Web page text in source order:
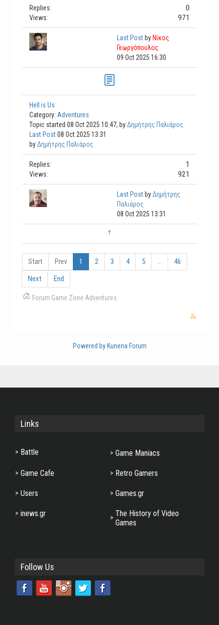
Replies: 0
Views: 971
Last Post by Νίκος
Γεωργόπουλος
09 Oct 2025 16:30
Hell is Us
Category: Adventures
Topic started 08 Oct 2025 10:47, byΔημήτρης Παλιάρος
Last Post08 Oct 2025 13:31
byΔημήτρης Παλιάρος
Replies: 1
Views: 921
Last Post byΔημήτρης
Παλιάρος
08 Oct 2025 13:31
Start Prev 1 2 3 4 5 ...
46
Next
End
Forum Game Zone Adventures
Powered by Kunena Forum
Links
Battle Game Maniacs
Game Cafe Retro Gamers
Users Games.gr
inews.gr
The History of Video
Games
Follow Us